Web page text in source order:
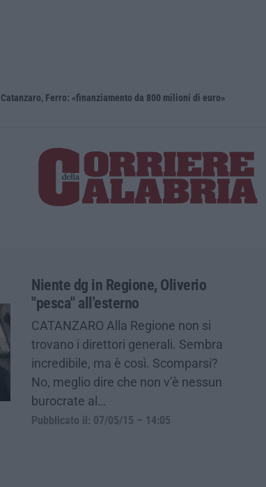
Ferro: «finanziamento da 800 milioni di euro»
Niente dg in Regione, Oliverio
"pesca" all'esterno
CATANZARO Alla Regione non si
trovano i direttori generali. Sembra
incredibile, ma è così. Scomparsi?
No, meglio dire che non v’è nessun
burocrate al…
Pubblicato il: 07/05/15 – 14:05